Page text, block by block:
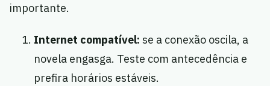
importante.
Internet compatível: se a conexão oscila, a
novela engasga. Teste com antecedência e
prefira horários estáveis.